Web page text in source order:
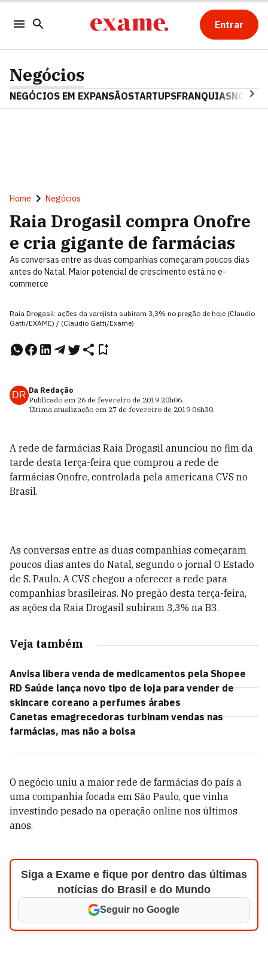
Entrar
Negócios
NEGÓCIOS EM EXPANSÃOSTARTUPSFRANQUIAS
Home Negócios
Raia Drogasil compra Onofre
e cria gigante de farmácias
As conversas entre as duas companhias começaram poucos dias
antes do Natal. Maior potencial de crescimento está no e-
commerce
Raia Drogasil: ações da varejista subiram 3,3% no pregão de hoje (Claudio
Gatti/EXAME) / (Claudio Gatti/Exame)
DR Da Redação
Publicado em 26 de fevereiro de 2019 20h06.
Última atualização em 27 de fevereiro de 2019 06h30.
A rede de farmácias Raia Drogasil anunciou no fim da
tarde desta terça-feira que comprou a rede de
farmácias Onofre, controlada pela americana CVS no
Brasil.
As conversas entre as duas companhias começaram
poucos dias antes do Natal, segundo o jornal O Estado
de S. Paulo. A CVS chegou a oferecer a rede para
companhias brasileiras. No pregão desta terça-feira,
as ações da Raia Drogasil subiram 3,3% na B3.
Veja também
Anvisa libera venda de medicamentos pela Shopee
RD Saúde lança novo tipo de loja para vender de
skincare coreano a perfumes árabes
Canetas emagrecedoras turbinam vendas nas
farmácias, mas não a bolsa
O negócio uniu a maior rede de farmácias do país a
uma companhia focada em São Paulo, que vinha
investindo pesado na operação online nos últimos
anos.
Siga a Exame e fique por dentro das últimas
notícias do Brasil e do Mundo
Seguir no Google